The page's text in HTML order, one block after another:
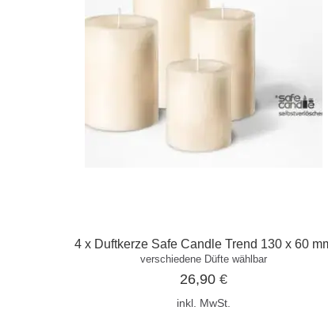
4 x Duftkerze Safe Candle Trend 130 x 60
verschiedene Düfte wählbar
26,90 €
inkl. MwSt.